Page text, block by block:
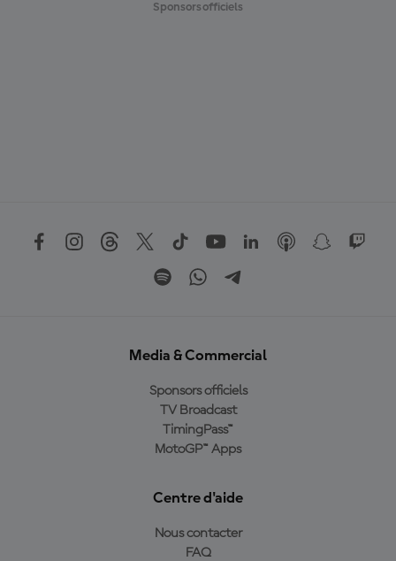
Sponsors officiels
Media & Commercial
Sponsors officiels
TV Broadcast
TimingPass™
MotoGP™ Apps
Centre d'aide
Nous contacter
FAQ